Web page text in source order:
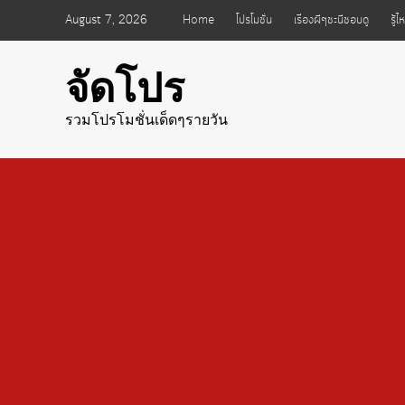
August 7, 2026 Home โปรโมชั่น เรื่องผีๆชะนีชอบดู รู้ไ
จัดโปร
รวมโปรโมชั่นเด็ดๆรายวัน